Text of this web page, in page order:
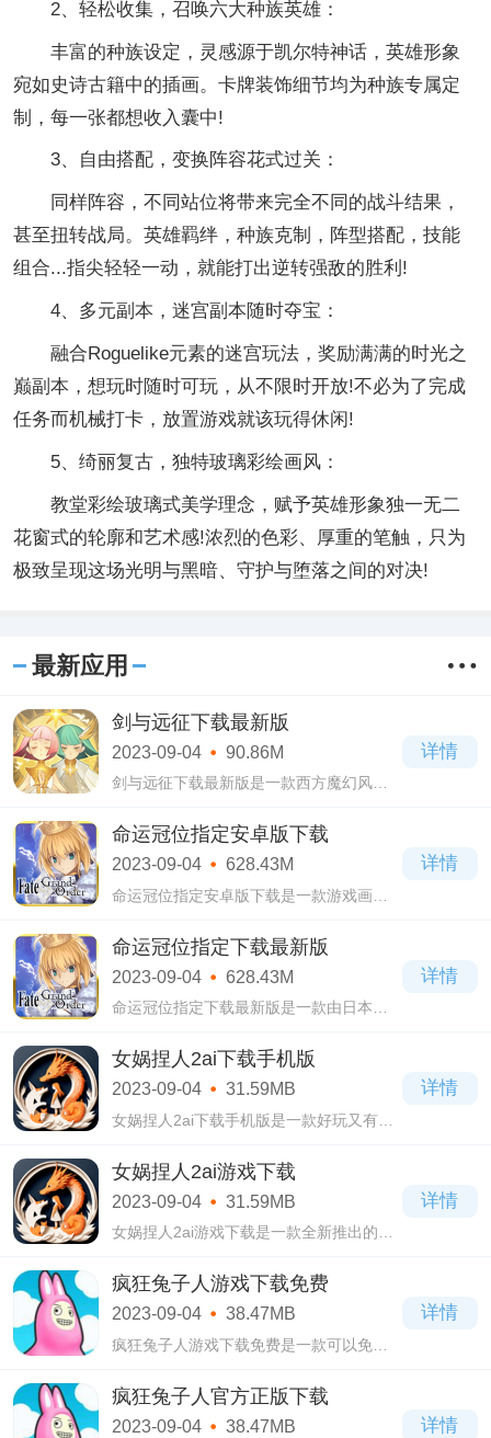
2、轻松收集，召唤六大种族英雄：
丰富的种族设定，灵感源于凯尔特神话，英雄形象
宛如史诗古籍中的插画。卡牌装饰细节均为种族专属定
制，每一张都想收入囊中!
3、自由搭配，变换阵容花式过关：
同样阵容，不同站位将带来完全不同的战斗结果，
甚至扭转战局。英雄羁绊，种族克制，阵型搭配，技能
组合...指尖轻轻一动，就能打出逆转强敌的胜利!
4、多元副本，迷宫副本随时夺宝：
融合Roguelike元素的迷宫玩法，奖励满满的时光之
巅副本，想玩时随时可玩，从不限时开放!不必为了完成
任务而机械打卡，放置游戏就该玩得休闲!
5、绮丽复古，独特玻璃彩绘画风：
教堂彩绘玻璃式美学理念，赋予英雄形象独一无二
花窗式的轮廓和艺术感!浓烈的色彩、厚重的笔触，只为
极致呈现这场光明与黑暗、守护与堕落之间的对决!
最新应用
剑与远征下载最新版
2023-09-04 90.86M
剑与远征下载最新版是一款西方魔幻风格
造出手绘风格的精美游戏画面，游戏的玩
法丰富，加上多重角色养成系统吸引广大
玩家。
详情
命运冠位指定安卓版下载
2023-09-04 628.43M
命运冠位指定安卓版下载是一款游戏画面
游。玩家在游戏里可以与来自不同时代的
强大英灵们建立契约。
详情
命运冠位指定下载最新版
2023-09-04 628.43M
命运冠位指定下载最新版是一款由日本
型的卡牌战斗游戏。玩家扮演的主角和魔
法师一样具有召唤英灵的能力，能召唤不
同时代的强大英灵
详情
女娲捏人2ai下载手机版
2023-09-04 31.59MB
女娲捏人2ai下载手机版是一款好玩又有趣
载手机版游戏当中能够看到细腻精美的画
面，体验到高清的画质，玩起来会无比的
爽快刺
详情
女娲捏人2ai游戏下载
2023-09-04 31.59MB
女娲捏人2ai游戏下载是一款全新推出的休
画面，还提供了海量的玩法，操作简单易
上手，只需要轻触屏幕，拖动头、身体、
腿等各
详情
疯狂兔子人游戏下载免费
2023-09-04 38.47MB
疯狂兔子人游戏下载免费是一款可以免费
的卡通画面风格，让玩家能够回忆起趣味
的童真，并且还能身临其境的去冒险闯
关，带给
详情
疯狂兔子人官方正版下载
2023-09-04 38.47MB 详情